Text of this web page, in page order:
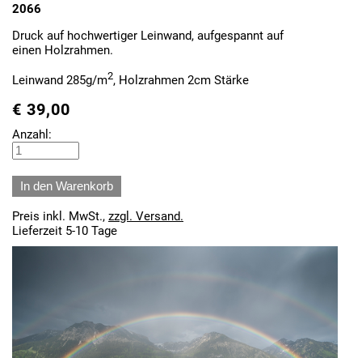
2066
Druck auf hochwertiger Leinwand, aufgespannt auf
einen Holzrahmen.
Leinwand 285g/m2, Holzrahmen 2cm Stärke
€ 39,00
Anzahl:
Preis inkl. MwSt., zzgl. Versand.
Lieferzeit 5-10 Tage